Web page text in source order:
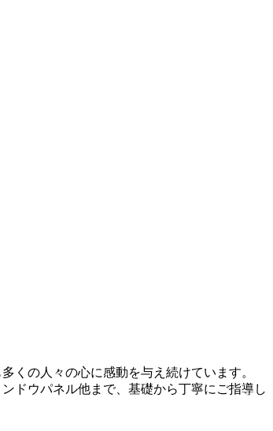
くの人々の心に感動を与え続けています。
ドウパネル他まで、基礎から丁寧にご指導し